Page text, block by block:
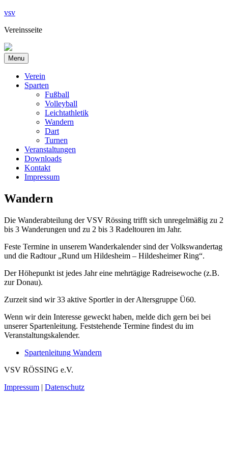
Skip
content
vsv
Vereinsseite
Menu
Verein
Sparten
Fußball
Volleyball
Leichtathletik
Wandern
Dart
Turnen
Veranstaltungen
Downloads
Kontakt
Impressum
Wandern
Die Wanderabteilung der VSV Rössing trifft sich unregelmäßig zu 2
bis 3 Wanderungen und zu 2 bis 3 Radeltouren im Jahr.
Feste Termine in unserem Wanderkalender sind der Volkswandertag
und die Radtour „Rund um Hildesheim – Hildesheimer Ring“.
Der Höhepunkt ist jedes Jahr eine mehrtägige Radreisewoche (z.B.
zur Donau).
Zurzeit sind wir 33 aktive Sportler in der Altersgruppe Ü60.
Wenn wir dein Interesse geweckt haben, melde dich gern bei bei
unserer Spartenleitung. Feststehende Termine findest du im
Veranstaltungskalender.
Spartenleitung Wandern
VSV RÖSSING e.V.
Impressum | Datenschutz